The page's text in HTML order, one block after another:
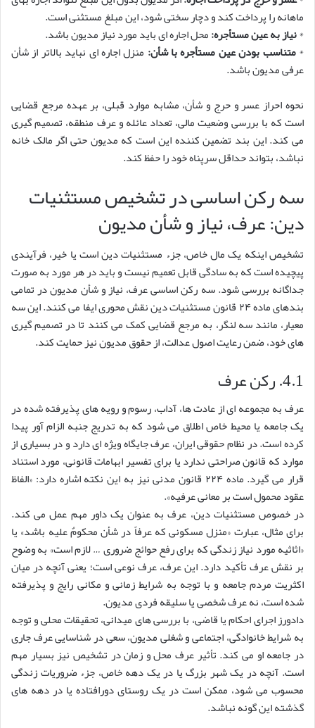
ماهانه را پرداخت کند و دچار سختی شود، این مبلغ مستثنی است.
*نیاز به عین مستأجره:محل اجاره ای باید مورد نیاز مدیون باشد.
*متناسب بودن عین مستأجره با شأن: منزل اجاره ای نباید بالاتر از شأن
عرفی مدیون باشد.
نحوه احراز عسر و حرج و شأن، مشابه موارد قبلی، بر عهده مرجع قضایی
است که با بررسی وضعیت مالی، تعداد عائله و عرف منطقه، تصمیم گیری
می کند. این بند تضمین کننده این است که مدیون حتی اگر مالک خانه
نباشد، بتواند حداقل سرپناه خود را حفظ کند.
سه رکن اساسی در تشخیص مستثنیات
دین: عرف، نیاز و شأن مدیون
تشخیص اینکه یک مال خاص، جزء مستثنیات دین است یا خیر، فرآیندی
پیچیده است که به سادگی قابل تعمیم نیست و باید در هر مورد به صورت
جداگانه بررسی شود. سه رکن اساسی عرف، نیاز و شأن مدیون در تمامی
بندهای ماده ۲۴ قانون مستثنیات دین نقش محوری ایفا می کنند. این سه
معیار، مانند سه لنگر، به مرجع قضایی کمک می کنند تا در تصمیم گیری
های خود، ضمن رعایت اصول عدالت، از حقوق مدیون نیز حمایت کند.
4.1. رکن عرف
عرف به مجموعه ای از عادت ها، آداب، رسوم و رویه های پذیرفته شده در
یک جامعه یا محیط خاص اطلاق می شود که به تدریج جنبه الزام آور پیدا
کرده است. در نظام حقوقی ایران، عرف جایگاه ویژه ای دارد و در بسیاری از
موارد که قانون صراحتی ندارد یا برای تفسیر ابهامات قانونی، مورد استناد
قرار می گیرد. ماده ۲۲۴ قانون مدنی نیز به این نکته اشاره دارد: «الفاظ
عقود محمول است بر معانی عرفیه».
در خصوص مستثنیات دین، عرف به عنوان یک داور مهم عمل می کند.
برای مثال، عبارت «منزل مسکونی که عرفاً در شأن محکومٌ علیه باشد» یا
«اثاثیه مورد نیاز زندگی که برای رفع حوائج ضروری … لازم است» به وضوح
بر نقش عرف تأکید دارد. این عرف، عرف نوعی است؛ یعنی آنچه در میان
اکثریت مردم جامعه و با توجه به شرایط زمانی و مکانی رایج و پذیرفته
شده است، نه عرف شخصی یا سلیقه فردی مدیون.
دادورز اجرای احکام یا قاضی، با بررسی های میدانی، تحقیقات محلی و توجه
به شرایط خانوادگی، اجتماعی و شغلی مدیون، سعی در شناسایی عرف جاری
در جامعه او می کند. تأثیر عرف محل و زمان در تشخیص نیز بسیار مهم
است. آنچه در یک شهر بزرگ یا در یک دهه خاص، جزء ضروریات زندگی
محسوب می شود، ممکن است در یک روستای دورافتاده یا در دهه های
گذشته این گونه نباشد.